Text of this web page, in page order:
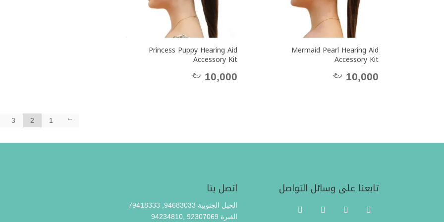
Mermaid Pearl Hearing Aid
Accessory Kit
10,000 ر.ع.
Princess Puppy Hearing Aid
Accessory Kit
10,000 ر.ع.
→
1
2
3
تابعنا على وسائل التواصل اتصل بنا
الحيل الجنوبية 94683033, 79418333
94234810, 92307069 الغبرة